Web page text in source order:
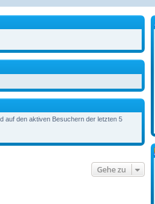
auf den aktiven Besuchern der letzten 5
Gehe zu